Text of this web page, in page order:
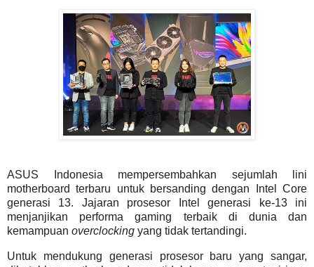
ASUS Indonesia mempersembahkan sejumlah lini
motherboard terbaru untuk bersanding dengan Intel Core
generasi 13. Jajaran prosesor Intel generasi ke-13 ini
menjanjikan performa gaming terbaik di dunia dan
kemampuan overclocking yang tidak tertandingi.
Untuk mendukung generasi prosesor baru yang sangar,